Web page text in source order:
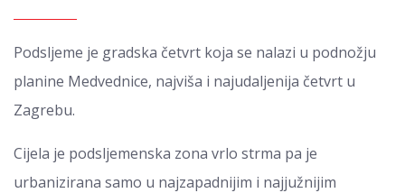
Podsljeme je gradska četvrt koja se nalazi u podnožju
planine Medvednice, najviša i najudaljenija četvrt u
Zagrebu.
Cijela je podsljemenska zona vrlo strma pa je
urbanizirana samo u najzapadnijim i najjužnijim